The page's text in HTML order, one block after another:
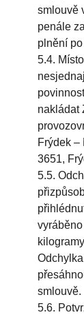
smlouvě
penále
plnění
5.4.
nakládat
Frýdek –
3651,
5.5.
smlouvě.
5.6.